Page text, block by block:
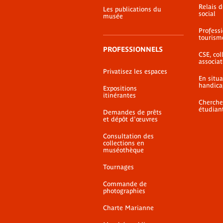
Les publications du
musée
PROFESSIONNELS
Privatisez les espaces
Expositions
itinérantes
Demandes de prêts
et dépôt d'œuvres
Consultation des
collections en
muséothèque
Tournages
Commande de
photographies
Charte Marianne
Relais
social
CSE,
En